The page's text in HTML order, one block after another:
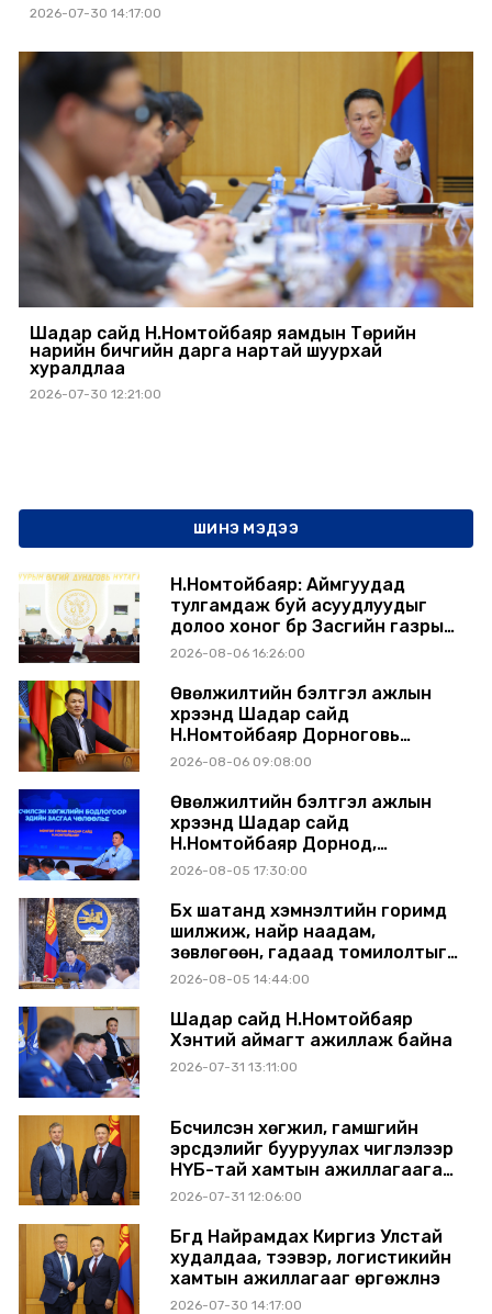
2026-07-30 14:17:00
Шадар сайд Н.Номтойбаяр яамдын Төрийн
нарийн бичгийн дарга нартай шуурхай
хуралдлаа
2026-07-30 12:21:00
ШИНЭ МЭДЭЭ
Н.Номтойбаяр: Аймгуудад
тулгамдаж буй асуудлуудыг
долоо хоног бүр Засгийн газрын
хуралдаанд танилцуулж,
2026-08-06 16:26:00
Өвөлжилтийн бэлтгэл ажлын
хүрээнд Шадар сайд
Н.Номтойбаяр Дорноговь
аймагт ажиллав
2026-08-06 09:08:00
Өвөлжилтийн бэлтгэл ажлын
хүрээнд Шадар сайд
Н.Номтойбаяр Дорнод,
Сүхбаатар аймагт ажиллав
2026-08-05 17:30:00
Бүх шатанд хэмнэлтийн горимд
шилжиж, найр наадам,
зөвлөгөөн, гадаад томилолтыг
хориглолоо
2026-08-05 14:44:00
Шадар сайд Н.Номтойбаяр
Хэнтий аймагт ажиллаж байна
2026-07-31 13:11:00
Бүсчилсэн хөгжил, гамшгийн
эрсдэлийг бууруулах чиглэлээр
НҮБ-тай хамтын ажиллагаагаа
өргөжүүлэхээр санал солилцлоо
2026-07-31 12:06:00
Бүгд Найрамдах Киргиз Улстай
худалдаа, тээвэр, логистикийн
хамтын ажиллагааг өргөжүүлнэ
2026-07-30 14:17:00